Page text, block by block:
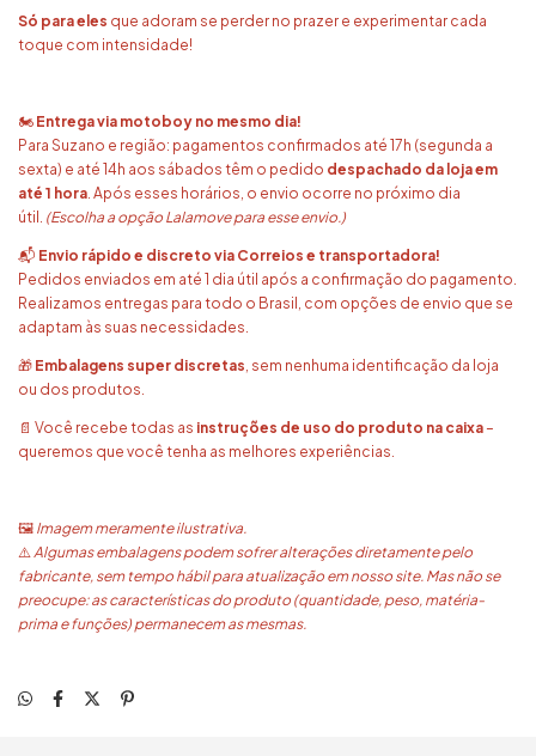
Só para eles que adoram se perder no prazer e experimentar cada
toque com intensidade!
🏍️ Entrega via motoboy no mesmo dia!
Para Suzano e região: pagamentos confirmados até 17h (segunda a
sexta) e até 14h aos sábados têm o pedido despachado da loja em
até 1 hora. Após esses horários, o envio ocorre no próximo dia
útil. (Escolha a opção Lalamove para esse envio.)
📬 Envio rápido e discreto via Correios e transportadora!
Pedidos enviados em até 1 dia útil após a confirmação do pagamento.
Realizamos entregas para todo o Brasil, com opções de envio que se
adaptam às suas necessidades.
🎁 Embalagens super discretas, sem nenhuma identificação da loja
ou dos produtos.
📄 Você recebe todas as instruções de uso do produto na caixa –
queremos que você tenha as melhores experiências.
🖼️ Imagem meramente ilustrativa.
⚠️Algumas embalagens podem sofrer alterações diretamente pelo
fabricante, sem tempo hábil para atualização em nosso site. Mas não se
preocupe: as características do produto (quantidade, peso, matéria-
prima e funções) permanecem as mesmas.